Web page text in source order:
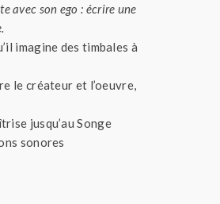
avec son ego : écrire une
imagine des timbales à
le créateur et l’oeuvre,
jusqu’au Songe
sonores